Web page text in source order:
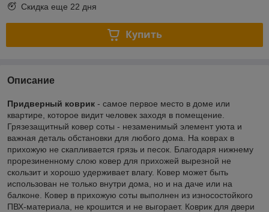
Скидка еще 22 дня
Купить
Описание
Придверный коврик - самое первое место в доме или
квартире, которое видит человек заходя в помещение.
Грязезащитный ковер соты - незаменимый элемент уюта и
важная деталь обстановки для любого дома. На коврах в
прихожую не скапливается грязь и песок. Благодаря нижнему
прорезиненному слою ковер для прихожей вырезной не
скользит и хорошо удерживает влагу. Ковер может быть
использован не только внутри дома, но и на даче или на
балконе. Ковер в прихожую соты выполнен из износостойкого
ПВХ-материала, не крошится и не выгорает. Коврик для двери